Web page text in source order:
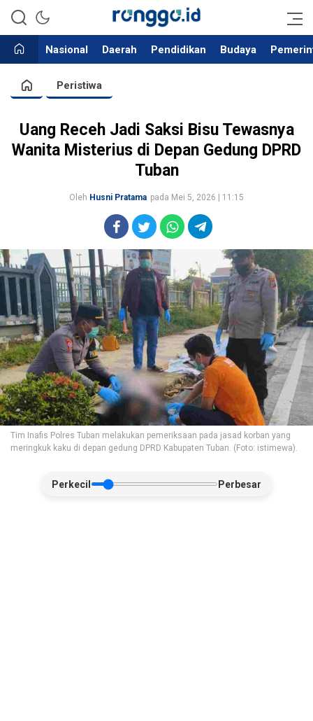
Ronggo.id
Bergerak Dalam Kebaikan
Nasional
Daerah Pendidikan Budaya
Peristiwa
Uang Receh Jadi Saksi Bisu Tewasnya
Wanita Misterius di Depan Gedung DPRD
Tuban
Oleh Husni Pratama pada Mei 5, 2026 | 11:15
Tim Inafis Polres Tuban melakukan pemeriksaan pada jasad korban yang
meringkuk kaku di depan gedung DPRD Kabupaten Tuban. (Foto: istimewa).
Perkecil Perbesar